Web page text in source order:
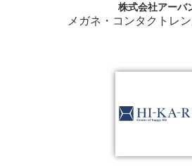
株式会社アーバ
メガネ・コンタクトレ